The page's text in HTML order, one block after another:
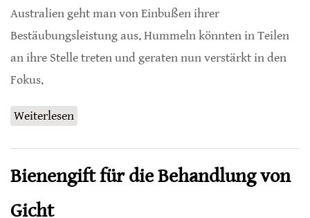
Australien geht man von Einbußen ihrer
Bestäubungsleistung aus. Hummeln könnten in Teilen
an ihre Stelle treten und geraten nun verstärkt in den
Fokus.
Weiterlesen
Bienengift für die Behandlung von
Gicht